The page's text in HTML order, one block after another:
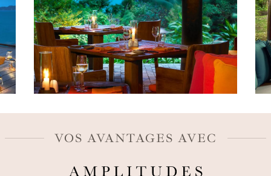
une épicerie fine et une pâtisserie.
VOS AVANTAGES AVEC